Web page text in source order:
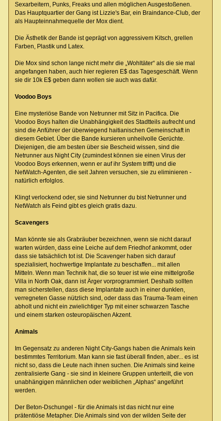
Sexarbeitern, Punks, Freaks und allen möglichen Ausgestoßenen.
Das Hauptquartier der Gang ist Lizzie's Bar, ein Braindance-Club, der
als Haupteinnahmequelle der Mox dient.
Die Ästhetik der Bande ist geprägt von aggressivem Kitsch, grellen
Farben, Plastik und Latex.
Die Mox sind schon lange nicht mehr die „Wohltäter“ als die sie mal
angefangen haben, auch hier regieren E$ das Tagesgeschäft. Wenn
sie dir 10k E$ geben dann wollen sie auch was dafür.
Voodoo Boys
Eine mysteriöse Bande von Netrunner mit Sitz in Pacifica. Die
Voodoo Boys halten die Unabhängigkeit des Stadtteils aufrecht und
sind die Anführer der überwiegend haitianischen Gemeinschaft in
diesem Gebiet. Über die Bande kursieren unheilvolle Gerüchte.
Diejenigen, die am besten über sie Bescheid wissen, sind die
Netrunner aus Night City (zumindest können sie einen Virus der
Voodoo Boys erkennen, wenn er auf ihr System trifft) und die
NetWatch-Agenten, die seit Jahren versuchen, sie zu eliminieren -
natürlich erfolglos.
Klingt verlockend oder, sie sind Netrunner du bist Netrunner und
NetWatch als Feind gibt es gleich gratis dazu.
Scavengers
Man könnte sie als Grabräuber bezeichnen, wenn sie nicht darauf
warten würden, dass eine Leiche auf dem Friedhof ankommt, oder
dass sie tatsächlich tot ist. Die Scavenger haben sich darauf
spezialisiert, hochwertige Implantate zu beschaffen... mit allen
Mitteln. Wenn man Technik hat, die so teuer ist wie eine mittelgroße
Villa in North Oak, dann ist Ärger vorprogrammiert. Deshalb sollten
man sicherstellen, dass diese Implantate auch in einer dunklen,
verregneten Gasse nützlich sind, oder dass das Trauma-Team einen
abholt und nicht ein zwielichtiger Typ mit einer schwarzen Tasche
und einem starken osteuropäischen Akzent.
Animals
Im Gegensatz zu anderen Night City-Gangs haben die Animals kein
bestimmtes Territorium. Man kann sie fast überall finden, aber... es ist
nicht so, dass die Leute nach ihnen suchen. Die Animals sind keine
zentralisierte Gang - sie sind in kleinere Gruppen unterteilt, die von
unabhängigen männlichen oder weiblichen „Alphas“ angeführt
werden.
Der Beton-Dschungel - für die Animals ist das nicht nur eine
prätentiöse Metapher. Die Animals sind von der wilden Seite der